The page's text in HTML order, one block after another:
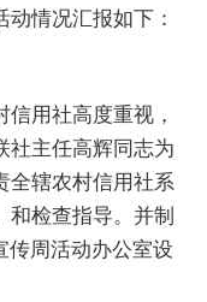
情况汇报如下：
用社高度重视，
社主任高辉同志为
全辖农村信用社系
和检查指导。并制
传周活动办公室设